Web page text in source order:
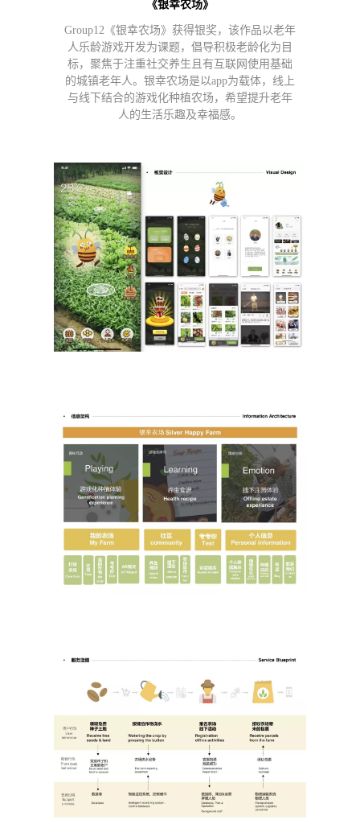
《银幸农场》
Group12《银幸农场》获得银奖，该作品以老年
人乐龄游戏开发为课题，倡导积极老龄化为目
标，聚焦于注重社交养生且有互联网使用基础
的城镇老年人。银幸农场是以app为载体，线上
与线下结合的游戏化种植农场，希望提升老年
人的生活乐趣及幸福感。